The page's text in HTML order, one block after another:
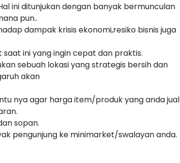
ini ditunjukan dengan banyak bermunculan
pun..
dampak krisis ekonomi,resiko bisnis juga
ini yang ingin cepat dan praktis.
sebuah lokasi yang strategis bersih dan
akan
nya agar harga item/produk yang anda jual
sopan.
pengunjung ke minimarket/swalayan anda.